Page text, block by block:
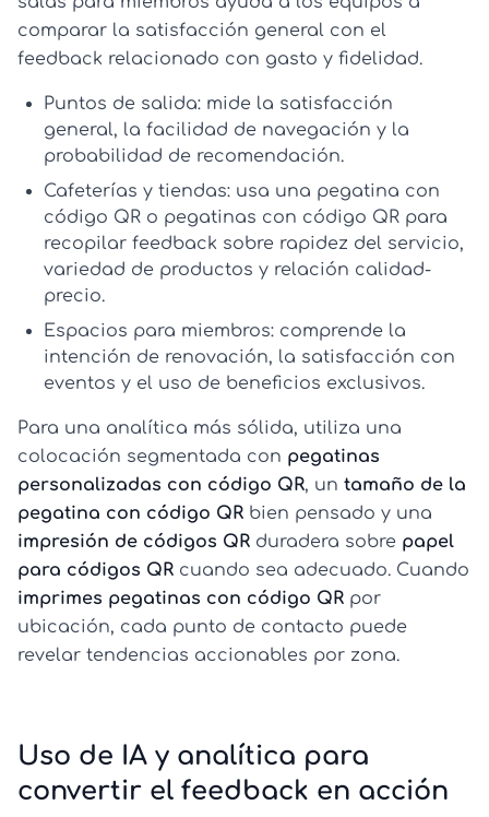
comparar la satisfacción general con el
feedback relacionado con gasto y fidelidad.
Puntos de salida: mide la satisfacción
general, la facilidad de navegación y la
probabilidad de recomendación.
Cafeterías y tiendas: usa una pegatina con
código QR o pegatinas con código QR para
recopilar feedback sobre rapidez del servicio,
variedad de productos y relación calidad-
precio.
Espacios para miembros: comprende la
intención de renovación, la satisfacción con
eventos y el uso de beneficios exclusivos.
Para una analítica más sólida, utiliza una
colocación segmentada con pegatinas
personalizadas con código QR, un tamaño de la
pegatina con código QR bien pensado y una
impresión de códigos QR duradera sobre papel
para códigos QR cuando sea adecuado. Cuando
imprimes pegatinas con código QR por
ubicación, cada punto de contacto puede
revelar tendencias accionables por zona.
Uso de IA y analítica para
convertir el feedback en acción